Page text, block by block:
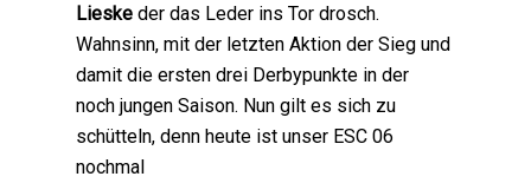
Lieske der das Leder ins Tor drosch.
Wahnsinn, mit der letzten Aktion der Sieg und
damit die ersten drei Derbypunkte in der
noch jungen Saison. Nun gilt es sich zu
schütteln, denn heute ist unser ESC 06
nochmal